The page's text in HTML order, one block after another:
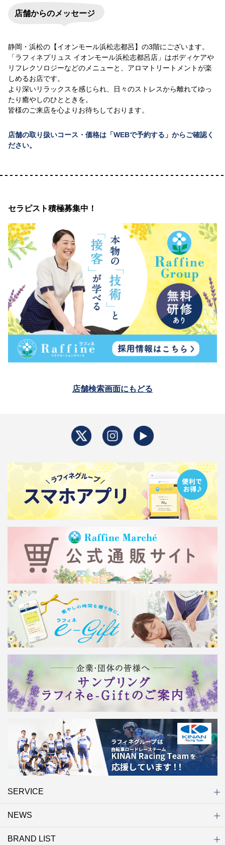
店舗からのメッセージ
静岡・浜松の【イオンモール浜松志都呂】の3階にございます。
「ラフィネプリュス イオンモール浜松志都呂店」はボディケアや
リフレクソロジーなどのメニューと、アロマトリートメントが楽
しめるお店です。
より深いリラックスを感じられ、日々のストレスから離れてゆっ
たり癒やしのひとときを。
皆様のご来店を心よりお待ちしております。
店舗の取り扱いコース・価格は「WEBで予約する」からご確認く
ださい。
セラピスト積極募集中！
店舗検索画面にもどる
SERVICE
初めての方へ
店舗検索
キャンペーン
ラフィネ マルシェ（通販サイト）
WEB予約
よくある質問（Q&A）
サイトマップ
NEWS
ニュース一覧
お知らせ
オープン
クローズ
リニューアル
その他
BRAND LIST